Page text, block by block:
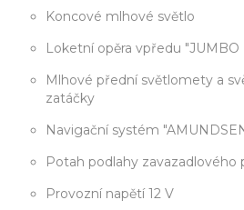
Koncové mlhové světlo
Loketní opěra vpředu "JUMBO
Mlhové přední světlomety a
zatáčky
Navigační systém
Potah podlahy zavazadlového
Provozní napětí 12 V